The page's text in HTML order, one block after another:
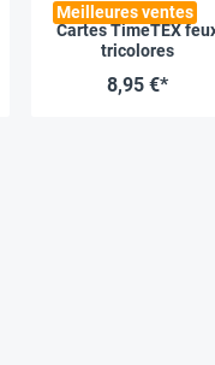
Meilleures ventes
Cartes TimeTEX
tricolores
8,95 €*